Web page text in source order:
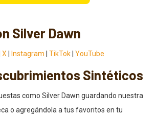
Silver Dawn
X Instagram TikTok YouTube
Sintéticos
como Silver Dawn guardando nuestra
o agregándola a tus favoritos en tu